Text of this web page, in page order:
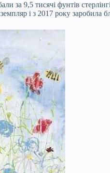
за 9,5 тисячі фунтів
і з 2017 року заробила